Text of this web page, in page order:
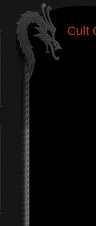
Cult